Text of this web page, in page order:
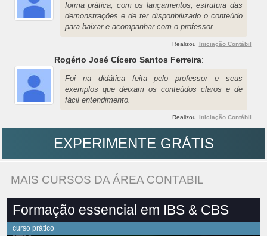
forma prática, com os lançamentos, estrutura das
demonstrações e de ter disponbilizado o conteúdo
para baixar e acompanhar com o professor.
Realizou Iniciação Contábil
Rogério José Cícero Santos Ferreira:
Foi na didática feita pelo professor e seus
exemplos que deixam os conteúdos claros e de
fácil entendimento.
Realizou Iniciação Contábil
EXPERIMENTE GRÁTIS
MAIS CURSOS DA ÁREA CONTABIL
Formação essencial em IBS & CBS
curso prático